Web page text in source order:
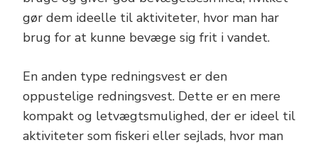
gør dem ideelle til aktiviteter, hvor man har
brug for at kunne bevæge sig frit i vandet.
En anden type redningsvest er den
oppustelige redningsvest. Dette er en mere
kompakt og letvægtsmulighed, der er ideel til
aktiviteter som fiskeri eller sejlads, hvor man